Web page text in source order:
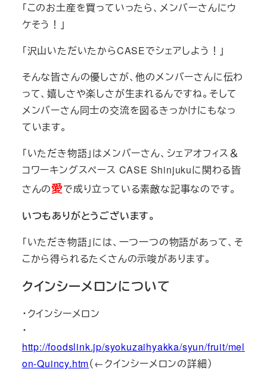
「このお土産を買っていったら、メンバーさんにウ
ケそう！」
「沢山いただいたからCASEでシェアしよう！」
そんな皆さんの優しさが、他のメンバーさんに伝わ
って、嬉しさや楽しさが生まれるんですね。そして
メンバーさん同士の交流を図るきっかけにもなっ
ています。
「いただき物語」はメンバーさん、シェアオフィス＆
コワーキングスペース CASE Shinjukuに関わる皆
さんの愛で成り立っている素敵な記事なのです。
いつもありがとうございます。
「いただき物語」には、一つ一つの物語があって、そ
こから得られるたくさんの示唆があります。
クインシーメロンについて
・クインシーメロン
・
http://foodslink.jp/syokuzaihyakka/syun/fruit/mel
on-Quincy.htm（←クインシーメロンの詳細）